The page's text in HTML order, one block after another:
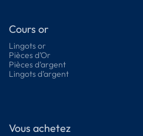
Cours or
Lingots or
Pièces d’Or
Pièces d’argent
Lingots d’argent
Vous achetez